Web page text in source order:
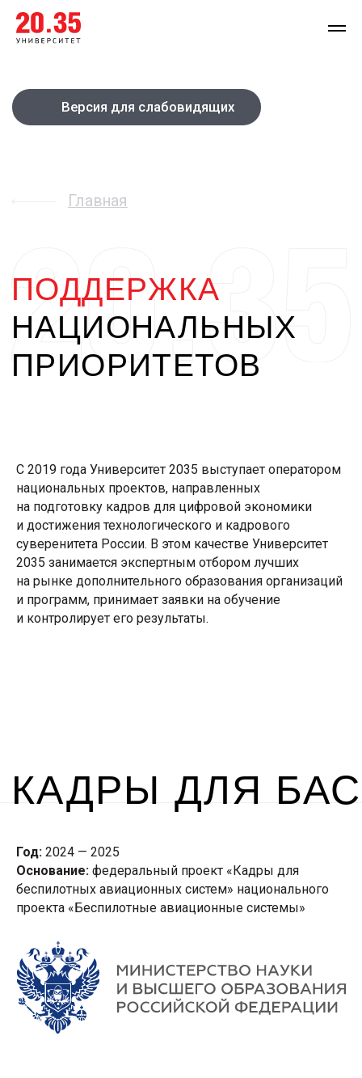
ПОДДЕРЖКА
С 2019 года Университет 2035 выступает оператором
национальных проектов, направленных
на подготовку кадров для цифровой экономики
и достижения технологического и кадрового
суверенитета России. В этом качестве Университет
2035 занимается экспертным отбором лучших
на рынке дополнительного образования организаций
и программ, принимает заявки на обучение
и контролирует его результаты.
КАДРЫ ДЛЯ БАС
Год: 2024 — 2025
Основание: федеральный проект «Кадры для
беспилотных авиационных систем» национального
проекта «Беспилотные авиационные системы»